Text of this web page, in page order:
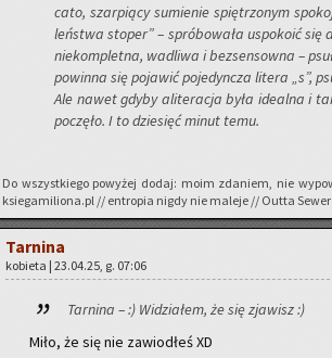
ca­to,szar­pią­cy su­mie­nie spię­trzo­nym
leń­stwa sto­per” – spró­bo­wa­ła uspo­ko­ić się
nie­kom­plet­na, wa­dli­wa i bez­sen­sow­na –
po­win­na się po­ja­wić po­je­dyn­cza li­te­ra „s”,
Ale nawet gdyby ali­te­ra­cja była ide­al­na i
po­czę­ło. I to dzie­sięć minut temu.
Do wszyst­kie­go po­wy­żej dodaj: moim zda­niem, nie
ksiegamiliona.pl // en­tro­pia nigdy nie ma­le­je // Outta
Tar­ni­na
ko­bie­ta | 23.04.25, g. 07:06
Tar­ni­na – :) Wi­dzia­łem, że się zja­wisz :)
Miło, że się nie za­wio­dłeś XD